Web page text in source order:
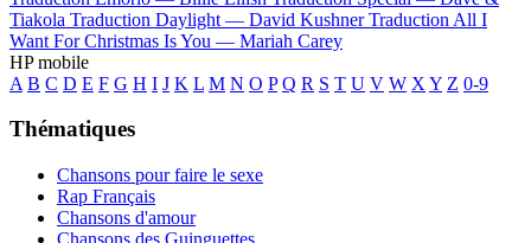
Tiakola Traduction Daylight — David Kushner Traduction All I
Want For Christmas Is You — Mariah Carey
HP mobile
A B C D E F G H I J K L M N O P Q R S T U V W X Y Z 0-9
Thématiques
Chansons pour faire le sexe
Rap Français
Chansons d'amour
Chansons des Guinguettes